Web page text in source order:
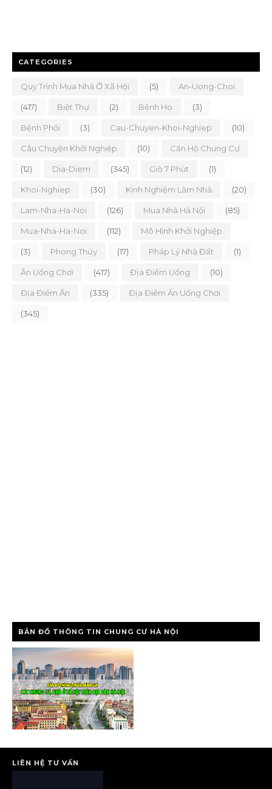
CATEGORIES
Quy Trình Mua Nhà Ở Xã Hội (5) An-Uong-Choi
(417) Biệt Thự (2) Bệnh Ho (3)
Bệnh Phổi (3) Cau-Chuyen-Khoi-Nghiep (10)
Câu Chuyện Khởi Nghiệp (10) Căn Hộ Chung Cư
(12) Dia-Diem (345) Giò 7 Phút (1)
Khoi-Nghiep (30) Kinh Nghiệm Làm Nhà (20)
Lam-Nha-Ha-Noi (126) Mua Nhà Hà Nội (85)
Mua-Nha-Ha-Noi (112) Mô Hình Khởi Nghiệp
(3) Phong Thủy (17) Pháp Lý Nhà Đất (1)
Ăn Uống Chơi (417) Địa Điểm Uống (10)
Địa Điểm Ăn (335) Địa Điểm Ăn Uống Chơi
(345)
BẢN ĐỒ THÔNG TIN CHUNG CƯ HÀ NỘI
LIÊN HỆ TƯ VẤN